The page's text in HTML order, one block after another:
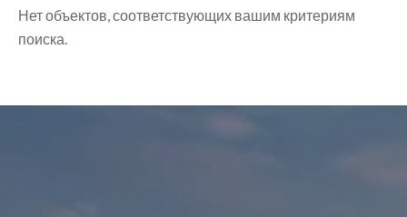
Нет объектов, соответствующих вашим критериям
поиска.